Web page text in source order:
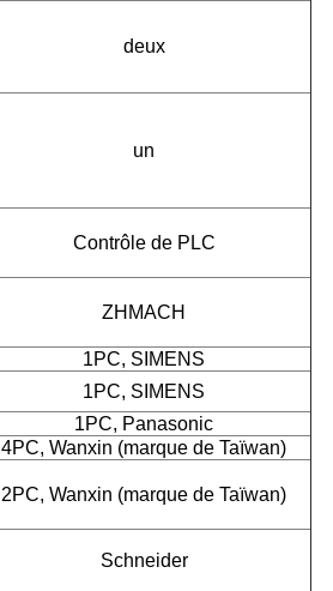
deux
un
Contrôle de PLC
ZHMACH
1PC, SIMENS
1PC, SIMENS
1PC, Panasonic
4PC, Wanxin (marque de Taïwan)
2PC, Wanxin (marque de Taïwan)
Schneider